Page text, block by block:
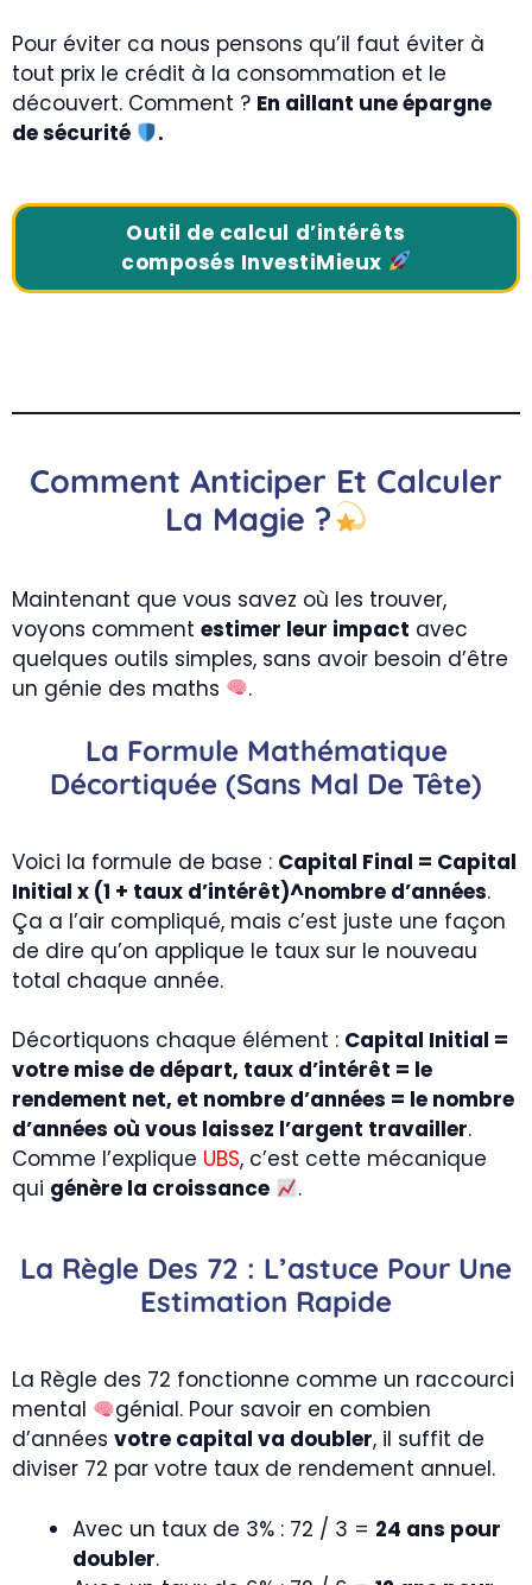
Pour éviter ca nous pensons qu’il faut éviter à
tout prix le crédit à la consommation et le
découvert. Comment ? En aillant une épargne
de sécurité
.
Outil de calcul d’intérêts
composés InvestiMieux
Comment Anticiper Et Calculer
La Magie ?
Maintenant que vous savez où les trouver,
voyons comment estimer leur impact avec
quelques outils simples, sans avoir besoin d’être
un génie des maths
.
La Formule Mathématique
Décortiquée (sans Mal De Tête)
Voici la formule de base : Capital Final = Capital
Initial x (1 + taux d’intérêt)^nombre d’années.
Ça a l’air compliqué, mais c’est juste une façon
de dire qu’on applique le taux sur le nouveau
total chaque année.
Décortiquons chaque élément : Capital Initial =
votre mise de départ, taux d’intérêt = le
rendement net, et nombre d’années = le nombre
d’années où vous laissez l’argent travailler.
Comme l’explique UBS, c’est cette mécanique
qui génère la croissance .
La Règle Des 72 : L’astuce Pour Une
Estimation Rapide
La Règle des 72 fonctionne comme un raccourci
mental
génial. Pour savoir en combien
d’années votre capital va doubler, il suffit de
diviser 72 par votre taux de rendement annuel.
Avec un taux de 3% : 72 / 3 = 24 ans pour
doubler.